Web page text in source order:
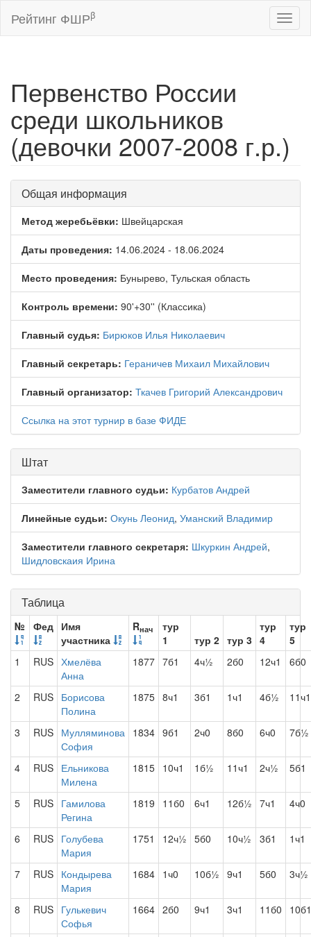
Рейтинг ФШРβ
Первенство России
среди школьников
(девочки 2007-2008 г.р.)
Общая информация
Метод жеребьёвки: Швейцарская
Даты проведения: 14.06.2024 - 18.06.2024
Место проведения: Бунырево, Тульская область
Контроль времени: 90'+30'' (Классика)
Главный судья: Бирюков Илья Николаевич
Главный секретарь: Гераничев Михаил Михайлович
Главный организатор: Ткачев Григорий Александрович
Ссылка на этот турнир в базе ФИДЕ
Штат
Заместители главного судьи: Курбатов Андрей
Линейные судьи: Окунь Леонид, Уманский Владимир
Заместители главного секретаря: Шкуркин Андрей,
Шидловскаия Ирина
Таблица
№ Фед Имя
участника
Rнач
тур
1
тур 2 тур 3
тур
4
тур
5
1
RUS Хмелёва
Анна
1877 7б1 4ч½ 2б0 12ч1 6б0
2 RUS Борисова
Полина
1875 8ч1 3б1 1ч1 4б½ 11ч1
3 RUS Мулляминова
София
1834 9б1 2ч0 8б0 6ч0 7б½
4 RUS Ельникова
Милена
1815 10ч1 1б½ 11ч1 2ч½ 5б1
5 RUS Гамилова
Регина
1819 11б0 6ч1 12б½ 7ч1 4ч0
6 RUS Голубева
Мария
1751 12ч½ 5б0 10ч½ 3б1 1ч1
7 RUS Кондырева
Мария
1684 1ч0 10б½ 9ч1 5б0 3ч½
8 RUS Гулькевич
Софья
1664 2б0 9ч1 3ч1 11б0 10б1